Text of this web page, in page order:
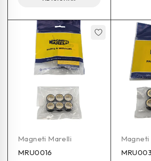
Magneti Marelli
MRU0016
Magneti